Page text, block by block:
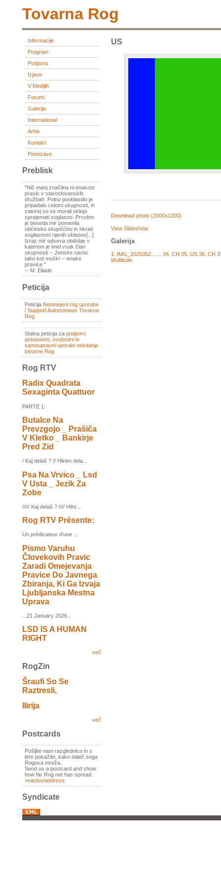
Tovarna Rog
Informacije
Program
Podpora
Izjave
V Medijih
Forumi
Galerija
International
Arhiv
Kontakt
Povezave
Preblisk
"Nič manj značilna ni enakost
pravic v staroslovanskih
družbah. Polno pooblastilo je
pripadalo celotni skupnosti, in
zatorej so se morali sklepi
sprejemati soglasno. Prvotno
je beseda mir pomenila
občinsko skupščino in hkrati
soglasnostnjenih sklepov[...]
Izraz mir odseva obdobje v
katerem je imel vsak član
skupnosti -- ženske ravno
tako kot moški-- enake
pravice."
-- M. Eliade
Peticija
Peticija Neomejeni rog uporabe
/ Support Autonomous Tovarna
Rog
Stalna peticija za podporo
avtonomni, svobodni in
samoupravni uporabi nekdanje
tovarne Rog
Rog RTV
Radix Quadrata
Sexaginta Quattuor
PARTE 1:
Butalce Na
Prevzgojo _ Prašiča
V Kletko _ Bankirje
Pred Zid
/ Kaj delaš ? // Hlinim dela...
Psa Na Vrvico _ Lsd
V Usta _ Jezik Za
Zobe
///// Kaj delaš ? //// Hlini...
Rog RTV Présente:
Un prédicateur d'une ...
Pismo Varuhu
Človekovih Pravic
Zaradi Omejevanja
Pravice Do Javnega
Zbiranja, Ki Ga Izvaja
Ljubljanska Mestna
Uprava
...21 January 2026...
LSD IS A HUMAN
RIGHT
več
RogZin
Šraufi So Se
Raztresli,
Ilirija
več
Postcards
Pošljite nam razglednico in s
tem pokažite, kako daleč sega
Rogova mreža.
Send us a postcard and show
how far Rog net has spread.
>naslov/address
Syndicate
US
Download photo (2000x1000)
View Slideshow
Galerija
1. IMG_2025052... 34. CH 35. US 36. CH
Multitude